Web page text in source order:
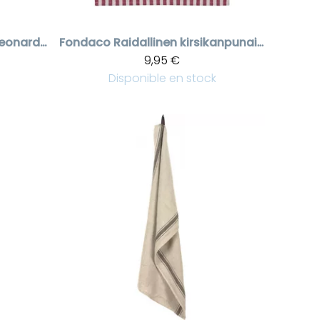
Froteinen pyyhe Leonardo pitsillä
Fondaco
Raidallinen kirsikanpunainen keittiöpyyhe
9,95 €
Disponible en stock